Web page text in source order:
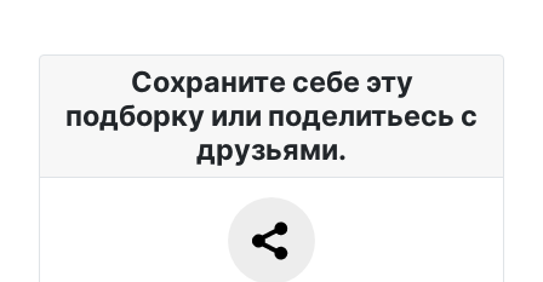
Сохраните себе эту
подборку или поделитьесь с
друзьями.